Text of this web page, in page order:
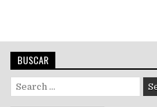
BUSCAR
Search
for: